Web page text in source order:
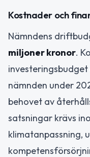
Kostnader och
Nämndens
miljoner kronor.
investeringsbudget
nämnden under
behovet av
satsningar krävs
klimatanpassning,